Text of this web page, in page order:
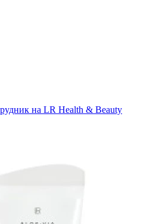
на LR Health & Beauty